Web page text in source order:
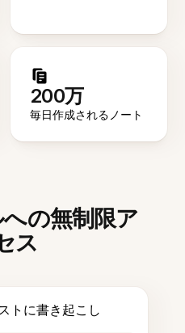
200万
毎日作成されるノート
の無制限ア
ス
トに書き起こし